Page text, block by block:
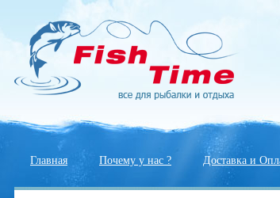
Главная Почему у нас ? Доставка и